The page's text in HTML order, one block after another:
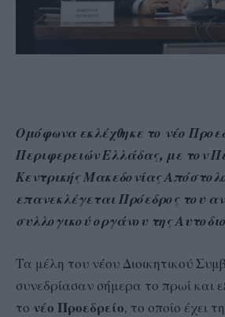
Ομόφωνα εκλέχθηκε το νέο
Περιφερειών Ελλάδας, με τον
Κεντρικής Μακεδονίας
επανεκλέγεται Πρόεδρος του
συλλογικού οργάνου της
Τα μέλη του νέου Διοικητικού
συνεδρίασαν σήμερα το πρωί και
το νέο Προεδρείο, το οποίο έχει